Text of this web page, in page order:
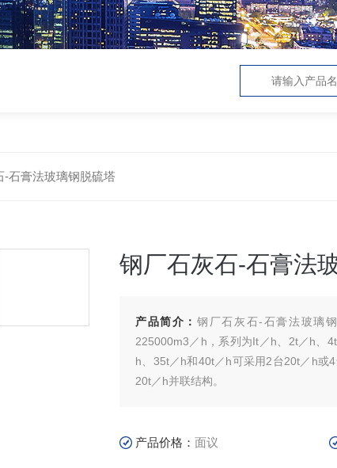
-石膏法玻璃钢脱硫塔
钢厂石灰石-石膏法
产品简介：钢厂石灰石-石膏法玻璃
225000m3／h，系列为It／h、2t／h、
h、35t／h和40t／h可采用2台20t／h或
20t／h并联结构。
产品价格：面议